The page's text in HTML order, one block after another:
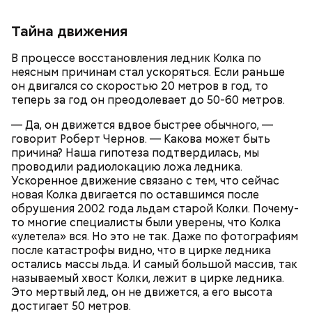
Тайна движения
В процессе восстановления ледник Колка по
неясным причинам стал ускоряться. Если раньше
он двигался со скоростью 20 метров в год, то
теперь за год он преодолевает до 50-60 метров.
— Да, он движется вдвое быстрее обычного, —
говорит Роберт Чернов. — Какова может быть
причина? Наша гипотеза подтвердилась, мы
проводили радиолокацию ложа ледника.
Ускоренное движение связано с тем, что сейчас
новая Колка двигается по оставшимся после
обрушения 2002 года льдам старой Колки. Почему-
то многие специалисты были уверены, что Колка
«улетела» вся. Но это не так. Даже по фотографиям
после катастрофы видно, что в цирке ледника
остались массы льда. И самый большой массив, так
называемый хвост Колки, лежит в цирке ледника.
Это мертвый лед, он не движется, а его высота
достигает 50 метров.